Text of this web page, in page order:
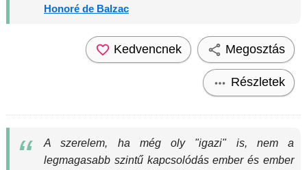
Honoré de Balzac
Kedvencnek Megosztás
Részletek
A szerelem, ha még oly "igazi" is, nem a
legmagasabb szintű kapcsolódás ember és ember